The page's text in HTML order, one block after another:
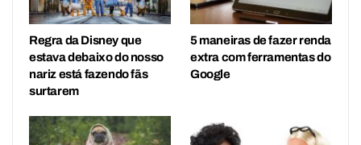
Regra da Disney que
estava debaixo do nosso
nariz está fazendo fãs
surtarem
5 maneiras de fazer renda
extra com ferramentas do
Google